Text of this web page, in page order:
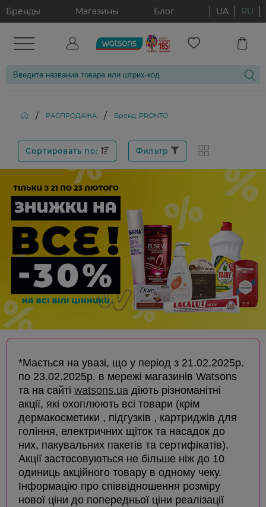
Бренды Магазины Блог UA RU
/ РАСПРОДАЖА / Бренд: PRONTO
Сортировать по: Фильтр
*Мається на увазі, що у період з 21.02.2025р.
по 23.02.2025р. в мережі магазинів Watsons
та на сайті watsons.ua діють різноманітні
акції, які охоплюють всі товари (крім
дермакосметики , підгузків , картриджів для
гоління, електричних щіток та насадок до
них, пакувальних пакетів та сертифікатів).
Акції застосовуються не більше ніж до 10
одиниць акційного товару в одному чеку.
Інформацію про співвідношення розміру
нової ціни до попередньої ціни реалізації